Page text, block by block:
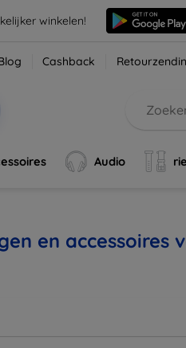
winkelen!
Cashback
Audio
en accessoires